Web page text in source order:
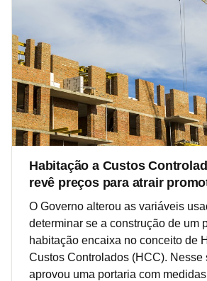
Habitação a Custos
revê preços para atrair
O Governo alterou as variáveis
determinar se a construção de um
habitação encaixa no conceito de
Custos Controlados (HCC). Nesse
aprovou uma portaria com